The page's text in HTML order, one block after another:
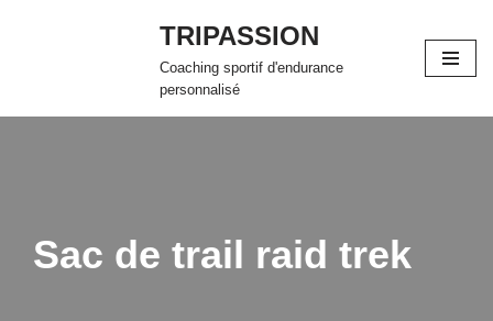
TRIPASSION
Coaching sportif d'endurance
personnalisé
Sac de trail raid trek